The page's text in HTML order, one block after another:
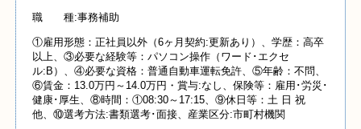
職 種:事務補助
①雇用形態：正社員以外（6ヶ月契約:更新あり）、学歴：高卒
以上、③必要な経験等：パソコン操作（ワード･エクセ
ル:B）、④必要な資格：普通自動車運転免許、⑤年齢：不問、
⑥賃金：13.0万円～14.0万円・賞与:なし、保険等：雇用･労災･
健康･厚生、⑧時間：①08:30～17:15、⑨休日等：土 日 祝
他、⑩選考方法:書類選考･面接、産業区分:市町村機関